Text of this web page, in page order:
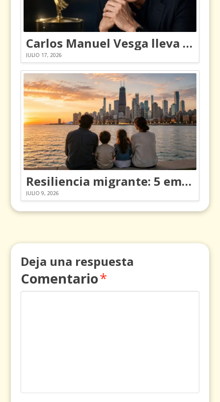
Carlos Manuel Vesga lleva el nombre de Colombia a los Emmy
JULIO 17, 2026
Resiliencia migrante: 5 emociones y cómo gestionarlas
JULIO 9, 2026
Deja una respuesta
Comentario*